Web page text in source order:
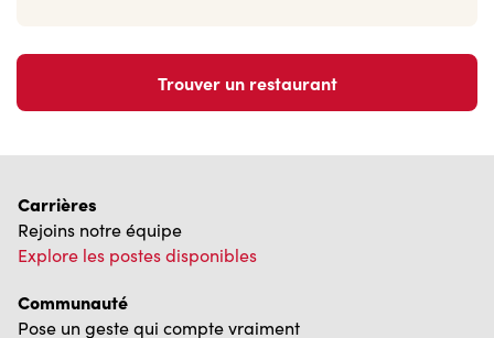
Trouver un restaurant
Carrières
Rejoins notre équipe
Explore les postes disponibles
Communauté
Pose un geste qui compte vraiment